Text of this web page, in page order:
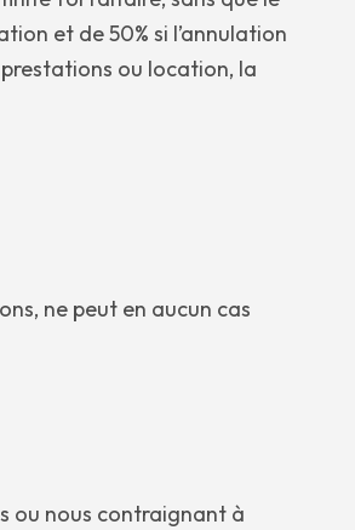
et de 50% si l’annulation
ou location, la
ne peut en aucun cas
ou nous contraignant à